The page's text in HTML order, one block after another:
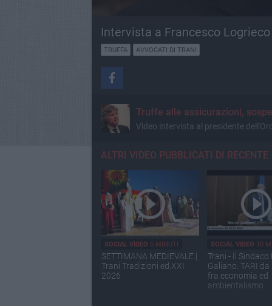
Intervista a Francesco Logrieco
TRUFFA AVVOCATI DI TRANI
Truffe alle assicurazioni,
Video intervista al presidente
ALTRI VIDEO PUBBLICATI DI RECENTE
SOCIAL VIDEO 5 MINUTI
SETTIMANA MEDIEVALE |
Trani Tradizioni ed.XXI
2026
SOCIAL VIDEO 10
Trani - Il Sindaco
Galiano: TARI
fra economia ed
ambientalismo